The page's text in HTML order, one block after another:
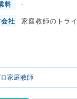
料 -
社 家庭教師のトライ
家庭教師